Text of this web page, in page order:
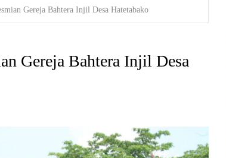
Gereja Bahtera Injil Desa Hatetabako
Gereja Bahtera Injil Desa